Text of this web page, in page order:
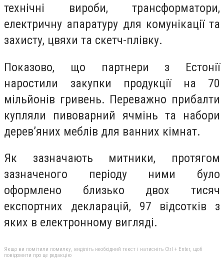
технічні вироби, трансформатори,
електричну апаратуру для комунікації та
захисту, цвяхи та скетч-плівку.
Показово, що партнери з Естонії
наростили закупки продукції на 70
мільйонів гривень. Переважно прибалти
купляли пивоварний ячмінь та набори
дерев’яних меблів для ванних кімнат.
Як зазначають митники, протягом
зазначеного періоду ними було
оформлено близько двох тисяч
експортних декларацій, 97 відсотків з
яких в електронному вигляді.
Якщо ви помітили помилку, виділіть необхідний текст і натисніть Ctrl + Enter, щоб
повідомити про це редакцію